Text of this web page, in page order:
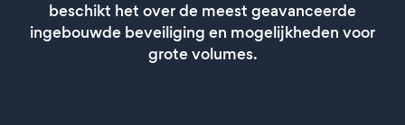
beschikt het over de meest geavanceerde
ingebouwde beveiliging en mogelijkheden voor
grote volumes.